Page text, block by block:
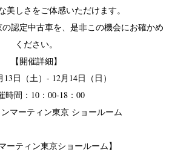
美しさをご体感いただけます。
認定中古車を、是非この機会にお確かめ
ください。
【開催詳細】
13日（土）- 12月14日（日）
時間：10：00‐18：00
マーティン東京 ショールーム
ーティン東京ショールーム】